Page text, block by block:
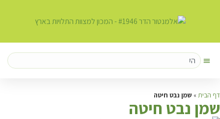
דף הבית » שמן נבט חיטה
שמן נבט חיטה